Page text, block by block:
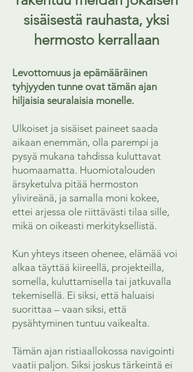
sisäisestä rauhasta​, yksi
hermosto kerrallaan
Levottomuus ja epämääräinen
tyhjyyden tunne ovat tämän ajan
hiljaisia seuralaisia monelle.
Ulkoiset ja sisäiset paineet saada
aikaan enemmän, olla parempi ja
pysyä mukana tahdissa kuluttavat
huomaamatta. Huomiotalouden
ärsyketulva pitää hermoston
ylivireänä, ja samalla moni kokee,
ettei arjessa ole riittävästi tilaa sille,
mikä on oikeasti merkityksellistä.
Kun yhteys itseen ohenee, elämää voi
alkaa täyttää kiireellä, projekteilla,
somella, kuluttamisella tai jatkuvalla
tekemisellä. Ei siksi, että haluaisi
suorittaa – vaan siksi, että
pysähtyminen tuntuu vaikealta.
Tämän ajan ristiaallokossa navigointi
vaatii paljon. Siksi joskus tärkeintä ei